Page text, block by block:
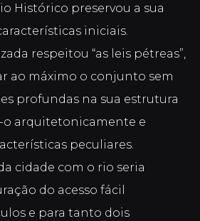
Histórico preservou a sua
iniciais.
respeitou “as leis pétreas”,
ao máximo o conjunto sem
profundas na sua estrutura
o arquitetonicamente e
peculiares.
cidade com o rio seria
do acesso fácil
e para tanto dois